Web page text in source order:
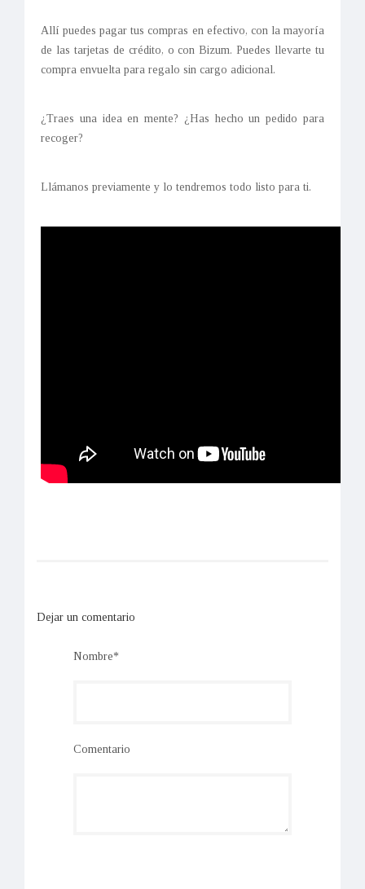
Allí puedes pagar tus compras en efectivo, con la mayoría
de las tarjetas de crédito, o con Bizum. Puedes llevarte tu
compra envuelta para regalo sin cargo adicional.
¿Traes una idea en mente? ¿Has hecho un pedido para
recoger?
Llámanos previamente y lo tendremos todo listo para ti.
Dejar un comentario
Nombre*
Comentario